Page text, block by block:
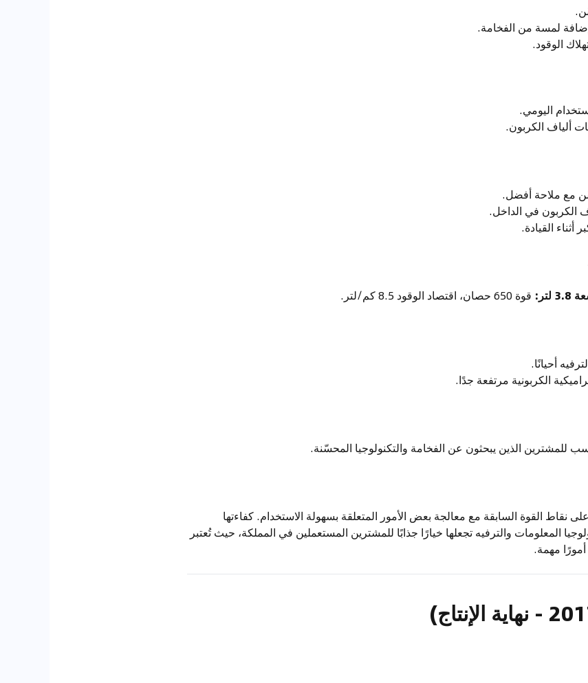
لمسة من الفخامة.
الوقود.
اليومي.
ألياف الكربون.
مع ملاحة أفضل.
الكربون في الداخل.
القيادة.
قوة 650 حصان، اقتصاد الوقود 8.5 كم/لتر.
أحيانًا.
الكربونية مرتفعة جدًا.
تُبني ماكلارين 650S موديل 2016 على نقاط القوة السابقة مع معالجة بعض الأمور المتعلقة بسهولة الاستخدام. كفاءتها
المعلومات والترفيه تجعلها خيارًا جذابًا للمشترين المستعملين في المملكة، حيث تُعتبر
مهمة.